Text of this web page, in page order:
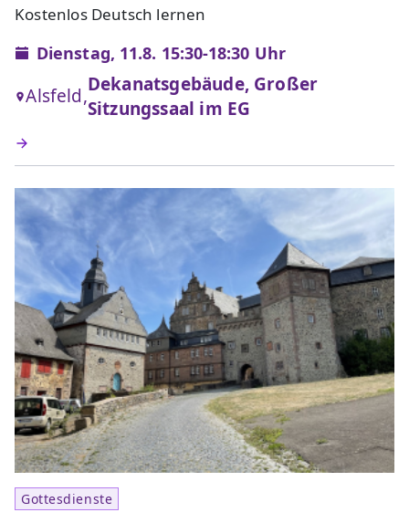
Kostenlos Deutsch lernen
Dienstag, 11.8. 15:30-18:30 Uhr
Alsfeld,
Dekanatsgebäude, Großer
Sitzungssaal im EG
Gottesdienste